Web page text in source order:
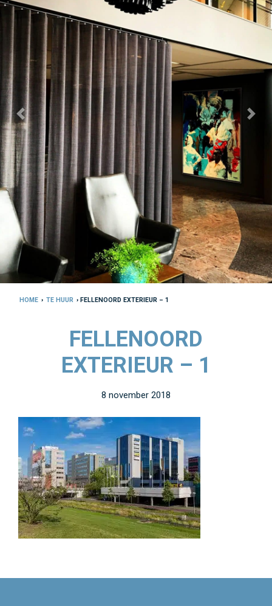
Previous Next
HOME › TE HUUR › FELLENOORD EXTERIEUR – 1
FELLENOORD
EXTERIEUR – 1
8 november 2018